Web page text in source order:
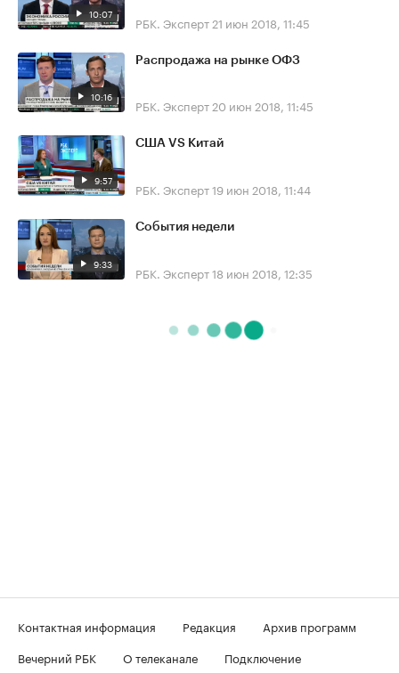
10:07 РБК. Эксперт 21 июн 2018, 11:45
10:16
Распродажа на рынке ОФЗ
РБК. Эксперт 20 июн 2018, 11:45
9:57
США VS Китай
РБК. Эксперт19 июн 2018, 11:44
9:33
События недели
РБК. Эксперт18 июн 2018, 12:35
Контактная информация Редакция
Архив программ
Вечерний РБК
О телеканале
Подключение